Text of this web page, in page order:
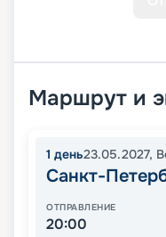
Маршрут и
1 день23.05.2027,
Санкт-
ОТПРАВЛЕНИЕ
20:00